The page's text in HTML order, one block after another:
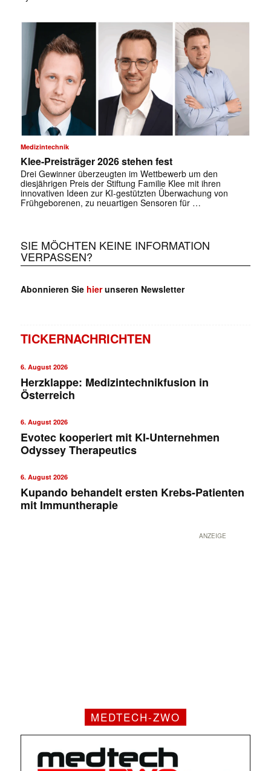
✕
Medizintechnik
Klee-Preisträger 2026 stehen fest
Drei Gewinner überzeugten im Wettbewerb um den
diesjährigen Preis der Stiftung Familie Klee mit ihren
innovativen Ideen zur KI-gestützten Überwachung von
Frühgeborenen, zu neuartigen Sensoren für …
SIE MÖCHTEN KEINE INFORMATION
VERPASSEN?
Abonnieren Sie hierunseren Newsletter
TICKERNACHRICHTEN
6. August 2026
Herzklappe: Medizintechnikfusion in
Österreich
6. August 2026
Evotec kooperiert mit KI-Unternehmen
Odyssey Therapeutics
6. August 2026
Kupando behandelt ersten Krebs-Patienten
mit Immuntherapie
ANZEIGE
MEDTECH-ZWO